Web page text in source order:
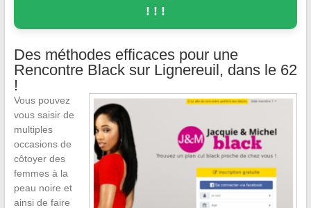
! ! !
Des méthodes efficaces pour une
Rencontre Black sur Lignereuil, dans le 62
!
Vous pouvez
vous saisir de
multiples
occasions de
côtoyer des
femmes à la
peau noire et
ainsi de faire